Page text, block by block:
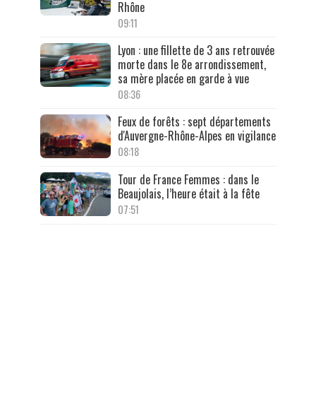
Rhône
09:11
Lyon : une fillette de 3 ans retrouvée
morte dans le 8e arrondissement,
sa mère placée en garde à vue
08:36
Feux de forêts : sept départements
d'Auvergne-Rhône-Alpes en vigilance
08:18
Tour de France Femmes : dans le
Beaujolais, l’heure était à la fête
07:51